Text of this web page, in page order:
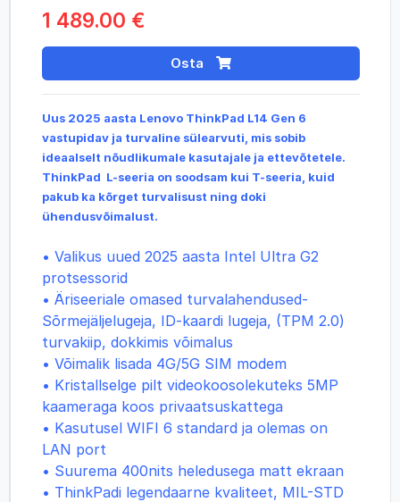
1 489.00 €
Osta
Uus 2025 aasta Lenovo ThinkPad L14 Gen 6
vastupidav ja turvaline sülearvuti, mis sobib
ideaalselt nõudlikumale kasutajale ja ettevõtetele.
ThinkPad L-seeria on soodsam kui T-seeria, kuid
pakub ka kõrget turvalisust ning doki
ühendusvõimalust.
• Valikus uued 2025 aasta Intel Ultra G2
protsessorid
• Äriseeriale omased turvalahendused-
Sõrmejäljelugeja, ID-kaardi lugeja, (TPM 2.0)
turvakiip, dokkimis võimalus
• Võimalik lisada 4G/5G SIM modem
• Kristallselge pilt videokoosolekuteks 5MP
kaameraga koos privaatsuskattega
• Kasutusel WIFI 6 standard ja olemas on
LAN port
• Suurema 400nits heledusega matt ekraan
• ThinkPadi legendaarne kvaliteet, MIL-STD